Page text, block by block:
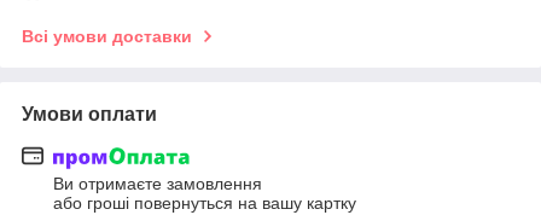
Всі умови доставки
Умови оплати
Ви отримаєте замовлення
або гроші повернуться на вашу картку